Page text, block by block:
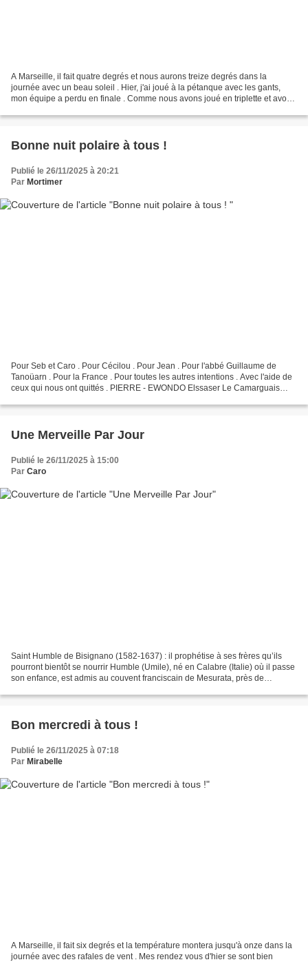
A Marseille, il fait quatre degrés et nous aurons treize degrés dans la
journée avec un beau soleil . Hier, j'ai joué à la pétanque avec les gants,
mon équipe a perdu en finale . Comme nous avons joué en triplette et avons
Bonne nuit polaire à tous !
Publié le 26/11/2025 à 20:21
Par Mortimer
Pour Seb et Caro . Pour Cécilou . Pour Jean . Pour l'abbé Guillaume de
Tanoüarn . Pour la France . Pour toutes les autres intentions . Avec l'aide de
ceux qui nous ont quittés . PIERRE - EWONDO Elssaser Le Camarguais
Une Merveille Par Jour
Publié le 26/11/2025 à 15:00
Par Caro
Saint Humble de Bisignano (1582-1637) : il prophétise à ses frères qu’ils
pourront bientôt se nourrir Humble (Umile), né en Calabre (Italie) où il passe
son enfance, est admis au couvent franciscain de Mesurata, près de
Bon mercredi à tous !
Publié le 26/11/2025 à 07:18
Par Mirabelle
A Marseille, il fait six degrés et la température montera jusqu'à onze dans la
journée avec des rafales de vent . Mes rendez vous d'hier se sont bien